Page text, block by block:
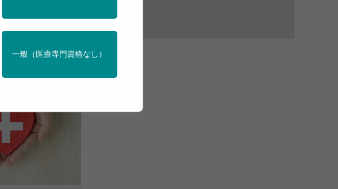
一般（医療専門資格なし）